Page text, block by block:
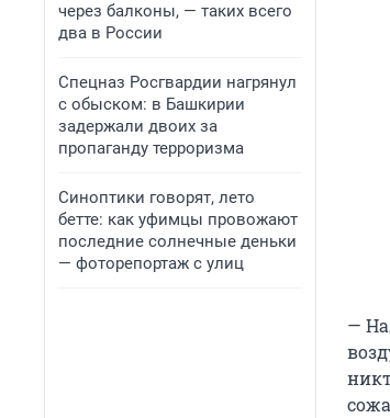
через балконы, — таких всего
два в России
Спецназ Росгвардии нагрянул
с обыском: в Башкирии
задержали двоих за
пропаганду терроризма
Синоптики говорят, лето
бетте: как уфимцы провожают
последние солнечные деньки
— фоторепортаж с улиц
—